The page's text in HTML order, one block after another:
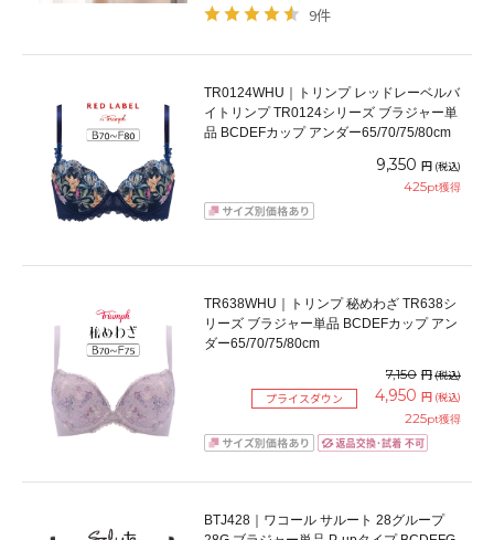
9件
TR0124WHU｜トリンプ レッドレーベルバ
イトリンプ TR0124シリーズ ブラジャー単
品 BCDEFカップ アンダー65/70/75/80cm
9,350 円 (税込)
425pt獲得
TR638WHU｜トリンプ 秘めわざ TR638シ
リーズ ブラジャー単品 BCDEFカップ アン
ダー65/70/75/80cm
7,150 円(税込)
プライスダウン 4,950 円 (税込)
225pt獲得
BTJ428｜ワコール サルート 28グループ